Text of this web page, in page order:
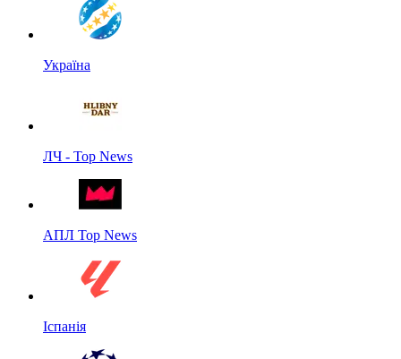
Україна
ЛЧ - Top News
АПЛ Top News
Іспанія